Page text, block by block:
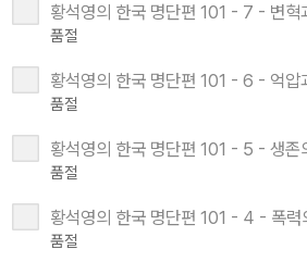
황석영의 한국 명단편 101 - 7 - 변혁
품절
황석영의 한국 명단편 101 - 6 - 억압
품절
황석영의 한국 명단편 101 - 5 - 생존
품절
황석영의 한국 명단편 101 - 4 - 폭력
품절